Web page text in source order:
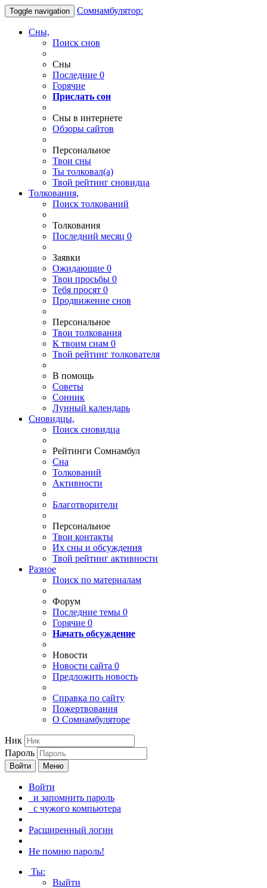
Toggle navigation Сомнамбулятор:
Сны,
Поиск снов
Сны
Последние 0
Горячие
Прислать сон
Сны в интернете
Обзоры сайтов
Персональное
Твои сны
Ты толковал(а)
Твой рейтинг сновидца
Толкования,
Поиск толкований
Толкования
Последний месяц 0
Заявки
Ожидающие 0
Твои просьбы 0
Тебя просят 0
Продвижение снов
Персональное
Твои толкования
К твоим снам 0
Твой рейтинг толкователя
В помощь
Советы
Сонник
Лунный календарь
Сновидцы,
Поиск сновидца
Рейтинги Сомнамбул
Сна
Толкований
Активности
Благотворители
Персональное
Твои контакты
Их сны и обсуждения
Твой рейтинг активности
Разное
Поиск по материалам
Форум
Последние темы 0
Горячие 0
Начать обсуждение
Новости
Новости сайта 0
Предложить новость
Справка по сайту
Пожертвования
О Сомнамбуляторе
Ник
Пароль
Войти Меню
Войти
и запомнить пароль
с чужого компьютера
Расширенный логин
Не помню пароль!
Ты:
Выйти